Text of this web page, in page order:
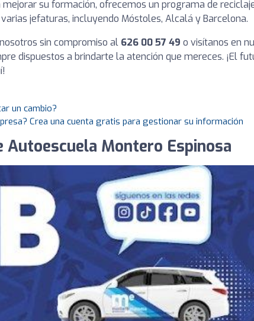
mejorar su formación, ofrecemos un programa de
jefaturas, incluyendo Móstoles, Alcalá y Barcelona.
sin compromiso al 626 00 57 49 o visítanos en
dispuestos a brindarte la atención que mereces. ¡El
un cambio?
Crea una cuenta gratis para gestionar su información
Autoescuela Montero Espinosa